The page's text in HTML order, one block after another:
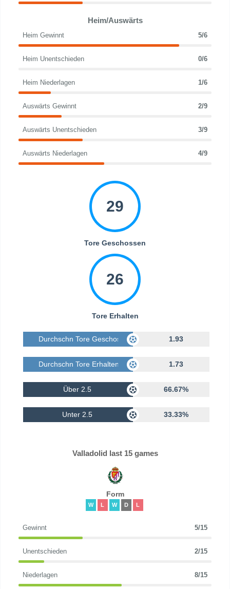
Heim/Auswärts
Heim Gewinnt 5/6
Heim Unentschieden 0/6
Heim Niederlagen 1/6
Auswärts Gewinnt 2/9
Auswärts Unentschieden 3/9
Auswärts Niederlagen 4/9
29
Tore Geschossen
26
Tore Erhalten
Durchschn Tore Geschossen 1.93
Durchschn Tore Erhalten 1.73
Über 2.5 66.67%
Unter 2.5 33.33%
Valladolid last 15 games
Form
W L W D L
Gewinnt 5/15
Unentschieden 2/15
Niederlagen 8/15